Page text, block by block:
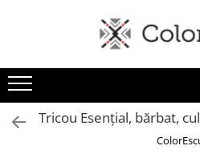
Toate produsele
Tricouri
Tricouri bărbați
Tricouri damă
Tricou Esențial, bărbat,